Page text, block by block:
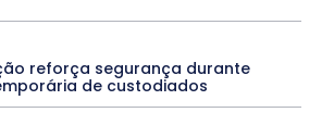
reforça segurança durante
de custodiados